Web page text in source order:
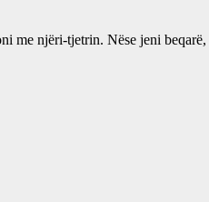
me njëri-tjetrin. Nëse jeni